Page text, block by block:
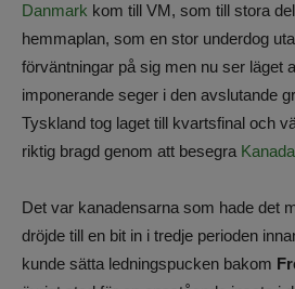
Danmark kom till VM, som till stora
hemmaplan, som en stor underdog
förväntningar på sig men nu ser läget
imponerande seger i den avslutande
Tyskland tog laget till kvartsfinal och
riktig bragd genom att besegra Kanada
Det var kanadensarna som hade det
dröjde till en bit in i tredje perioden
kunde sätta ledningspucken bakom